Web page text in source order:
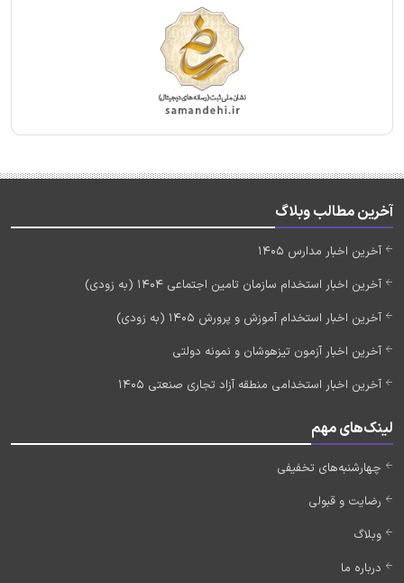
آخرین مطالب وبلاگ
آخرین اخبار مدارس 1405
آخرین اخبار استخدام سازمان تامین اجتماعی 1404 (به زودی)
آخرین اخبار استخدام آموزش و پرورش 1405 (به زودی)
آخرین اخبار آزمون تیزهوشان و نمونه دولتی
آخرین اخبار استخدامی منطقه آزاد تجاری صنعتی 1405
لینک‌های مهم
چهارشنبه‌های تخفیفی
رضایت و قبولی
وبلاگ
درباره ما